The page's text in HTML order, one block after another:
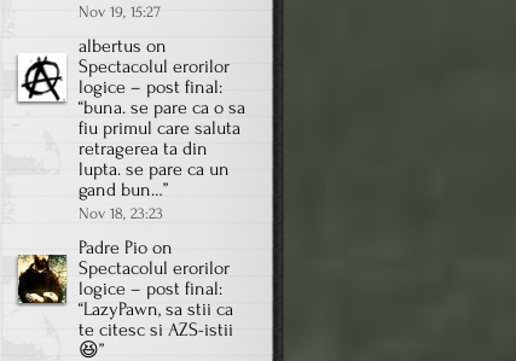
Nov 19, 15:27
albertus on
Spectacolul erorilor
logice – post final:
“buna. se pare ca o sa
fiu primul care saluta
retragerea ta din
lupta. se pare ca un
gand bun…”
Nov 18, 23:23
Padre Pio on
Spectacolul erorilor
logice – post final:
“LazyPawn, sa stii ca
te citesc si AZS-istii
😆”